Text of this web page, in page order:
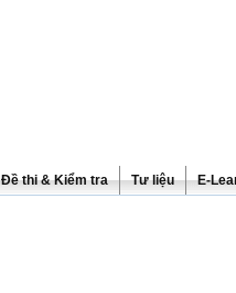
Đề thi & Kiểm tra Tư liệu E-